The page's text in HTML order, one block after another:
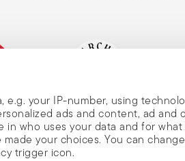
e.g. your IP-number, using
ads and content, ad and
who uses your data and for
your choices. You can
trigger icon.
mai essere lasciati incustoditi e
la lama e, se necessario, usando
su materiali troppo duri, per non
con la lama rivolta verso il basso
Marchio Storico, dal 1856